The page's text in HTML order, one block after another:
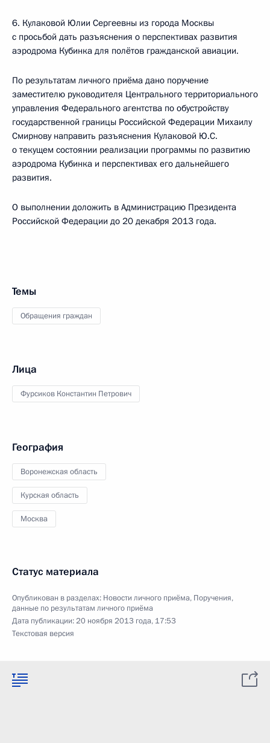
6. Кулаковой Юлии Сергеевны из города Москвы
с просьбой дать разъяснения о перспективах развития
аэродрома Кубинка для полётов гражданской авиации.
По результатам личного приёма дано поручение
заместителю руководителя Центрального территориального
управления Федерального агентства по обустройству
государственной границы Российской Федерации Михаилу
Смирнову направить разъяснения Кулаковой Ю.С.
о текущем состоянии реализации программы по развитию
аэродрома Кубинка и перспективах его дальнейшего
развития.
О выполнении доложить в Администрацию Президента
Российской Федерации до 20 декабря 2013 года.
Темы
Обращения граждан
Лица
Фурсиков Константин Петрович
География
Воронежская область
Курская область
Москва
Статус материала
Опубликован в разделах: Новости личного приёма, Поручения,
данные по результатам личного приёма
Дата публикации:20 ноября 2013 года, 17:53
Текстовая версия